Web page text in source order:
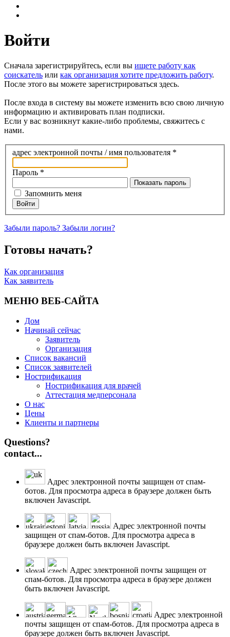
Войти
Сначала зарегистрируйтесь, если вы ищете работу как
соискатель или как организация хотите предложить работу.
После этого вы можете зарегистрироваться здесь.
После входа в систему вы можете изменить всю свою личную
информацию и активировать план подписки.
Если у вас возникнут какие-либо проблемы, свяжитесь с
нами.
адрес электронной почты / имя пользователя *
Пароль *
Показать пароль
Запомнить меня
Войти
Забыли пароль? Забыли логин?
Готовы начать?
Как организация
Как заявитель
МЕНЮ ВЕБ-САЙТА
Дом
Начинай сейчас
Заявитель
Организация
Список вакансий
Список заявителей
Нострификация
Нострификация для врачей
Аттестация медперсонала
О нас
Цены
Клиенты и партнеры
Questions?
contact...
Адрес электронной почты защищен от спам-
ботов. Для просмотра адреса в браузере должен быть
включен Javascript.
Адрес электронной почты
защищен от спам-ботов. Для просмотра адреса в
браузере должен быть включен Javascript.
Адрес электронной почты защищен от
спам-ботов. Для просмотра адреса в браузере должен
быть включен Javascript.
Адрес электронной
почты защищен от спам-ботов. Для просмотра адреса в
браузере должен быть включен Javascript.